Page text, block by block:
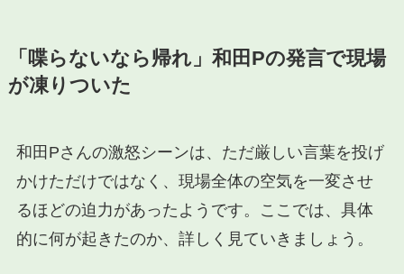
「喋らないなら帰れ」和田Pの発言で現場
が凍りついた
和田Pさんの激怒シーンは、ただ厳しい言葉を投げ
かけただけではなく、現場全体の空気を一変させ
るほどの迫力があったようです。ここでは、具体
的に何が起きたのか、詳しく見ていきましょう。